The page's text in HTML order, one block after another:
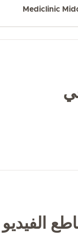
Mediclinic
الفيديو